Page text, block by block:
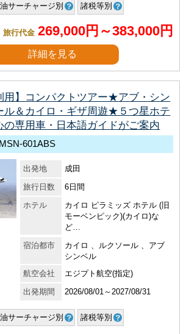
サーチャージ別 諸税等別
旅行代金 269,000円～383,000円
詳細を見る
用】コンパクトツアー★アブ・シン
ル＆カイロ・ギザ周遊★５つ星ホテ
の専用車・日本語ガイドがご案内
601ABS
出発地
成田
旅行日数
6日間
ホテル
カイロ ピラミッズ ホテル (旧
モーベンピック)(カイロ)な
ど…
宿泊都市
カイロ 、ルクソール 、アブ
シンベル
航空会社
エジプト航空(指定)
出発期間
2026/08/01～2027/08/31
サーチャージ別 諸税等別